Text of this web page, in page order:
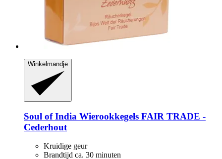
Winkelmandje
Soul of India Wierookkegels FAIR TRADE -​
Cederhout
Kruidige geur
Brandtijd ca. 30 minuten